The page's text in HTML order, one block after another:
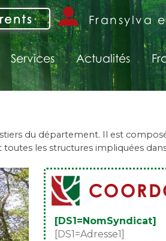
Fransylva
Services Actualités
du département. Il est
les structures impliquées
[DS1=NomSyndicat]
[DS1=Adresse1]